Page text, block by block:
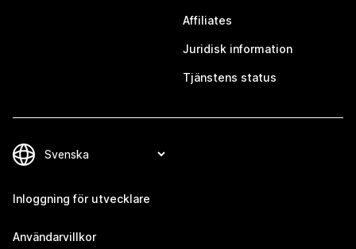
Affiliates
Juridisk information
Tjänstens status
Inloggning för utvecklare
Användarvillkor